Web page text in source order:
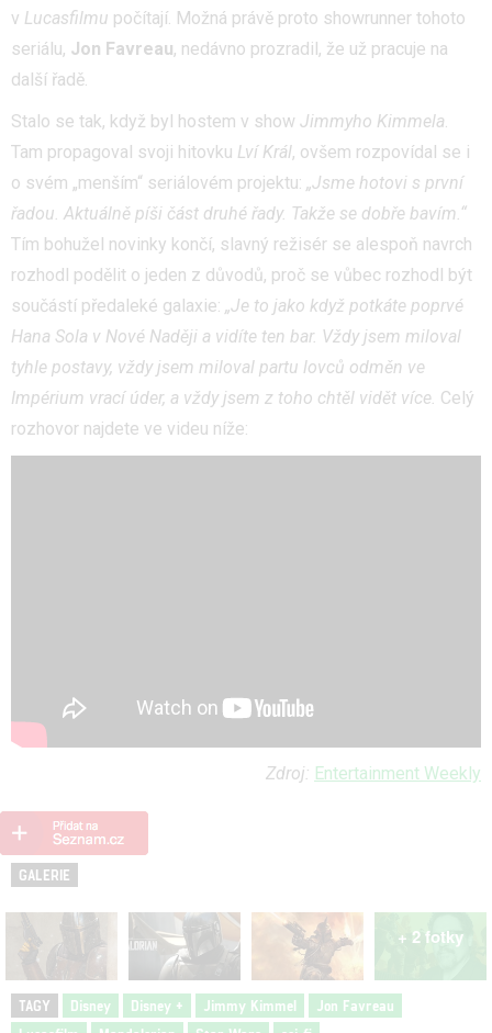
v Lucasfilmu počítají. Možná právě proto showrunner tohoto
seriálu, Jon Favreau, nedávno prozradil, že už pracuje na
další řadě.
Stalo se tak, když byl hostem v show Jimmyho Kimmela.
Tam propagoval svoji hitovku Lví Král, ovšem rozpovídal se i
o svém „menším“ seriálovém projektu: „Jsme hotovi s první
řadou. Aktuálně píši část druhé řady. Takže se dobře bavím.“
Tím bohužel novinky končí, slavný režisér se alespoň navrch
rozhodl podělit o jeden z důvodů, proč se vůbec rozhodl být
součástí předaleké galaxie: „Je to jako když potkáte poprvé
Hana Sola v Nové Naději a vidíte ten bar. Vždy jsem miloval
tyhle postavy, vždy jsem miloval partu lovců odměn ve
Impérium vrací úder, a vždy jsem z toho chtěl vidět více. Celý
rozhovor najdete ve videu níže:
Zdroj: Entertainment Weekly
GALERIE
+ 2 fotky
TAGY Disney Disney + Jimmy Kimmel
Jon Favreau